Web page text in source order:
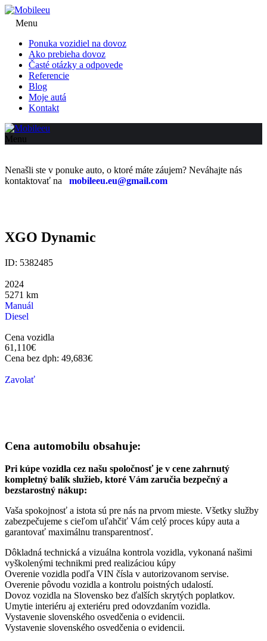
Menu
Ponuka vozidiel na dovoz
Ako prebieha dovoz
Časté otázky a odpovede
Referencie
Blog
Moje autá
Kontakt
Menu
Nenašli ste v ponuke auto, o ktoré máte záujem? Neváhajte nás
kontaktovať na mobileeu.eu@gmail.com
XGO Dynamic
ID: 5382485
2024
5271 km
Manuál
Diesel
Cena vozidla
61,110€
Cena bez dph: 49,683€
Zavolať
Cena automobilu obsahuje:
Pri kúpe vozidla cez našu spoločnosť je v cene zahrnutý
kompletný balík služieb, ktoré Vám zaručia bezpečný a
bezstarostný nákup:
Vaša spokojnosť a istota sú pre nás na prvom mieste. Všetky služby
zabezpečujeme s cieľom uľahčiť Vám celý proces kúpy auta a
garantovať maximálnu transparentnosť.
Dôkladná technická a vizuálna kontrola vozidla, vykonaná našimi
vyškolenými technikmi pred realizáciou kúpy
Overenie vozidla podľa VIN čísla v autorizovanom servise.
Overenie pôvodu vozidla a kontrolu poistných udalostí.
Dovoz vozidla na Slovensko bez ďalších skrytých poplatkov.
Umytie interiéru aj exteriéru pred odovzdaním vozidla.
Vystavenie slovenského osvedčenia o evidencii.
Vystavenie slovenského osvedčenia o evidencii.